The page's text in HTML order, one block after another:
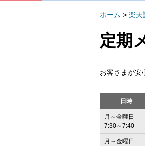
ホーム > 楽天
定期
お客さまが安
日時
月～金曜日
7:30～7:40
月～金曜日